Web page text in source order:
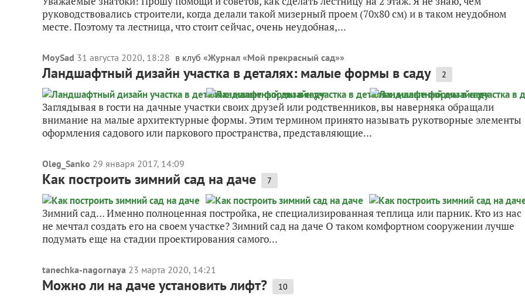
руководствовались строители, когда делали такой мизерный проем (70х80 см) и в таком неудобном
месте. Поэтому та лестница, что стоит сейчас, очень неудобная,...
MoySad 31 августа 2020, 18:28 в клуб «Журнал «Мой прекрасный сад»»
Ландшафтный дизайн участка в деталях: малые формы в саду 2
Заглядывая в гости на дачные участки своих друзей или родственников, вы наверняка обращали
внимание на малые архитектурные формы. Этим термином принято называть рукотворные элементы
оформления садового или паркового пространства, представляющие...
Oleg_Sanko 29 января 2017, 14:09
Как построить зимний сад на даче 7
Зимний сад… Именно полноценная постройка, не специализированная теплица или парник. Кто из нас
не мечтал создать его на своем участке? Зимний сад на даче О таком комфортном сооружении лучше
подумать еще на стадии проектирования самого...
tanechka-nagornaya 23 марта 2020, 14:21
Можно ли на даче установить лифт? 10